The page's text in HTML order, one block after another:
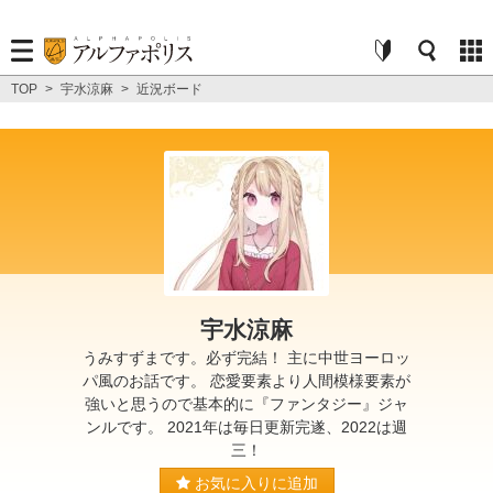
TOP > 宇水涼麻 > 近況ボード
宇水涼麻
うみすずまです。必ず完結！ 主に中世ヨーロッ
パ風のお話です。 恋愛要素より人間模様要素が
強いと思うので基本的に『ファンタジー』ジャ
ンルです。 2021年は毎日更新完遂、2022は週
三！
お気に入りに追加